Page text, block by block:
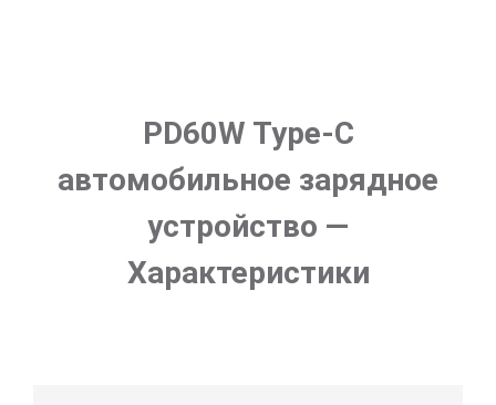
PD60W Type-C
автомобильное зарядное
устройство —
Характеристики